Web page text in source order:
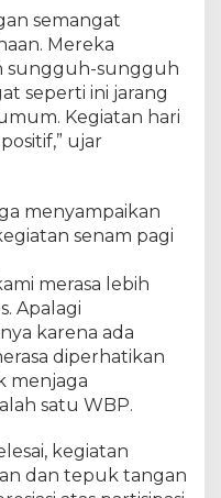
semangat
Mereka
sungguh-sungguh
seperti ini jarang
Kegiatan hari
ujar
menyampaikan
senam pagi
merasa lebih
Apalagi
karena ada
diperhatikan
menjaga
satu WBP.
kegiatan
dan tepuk tangan